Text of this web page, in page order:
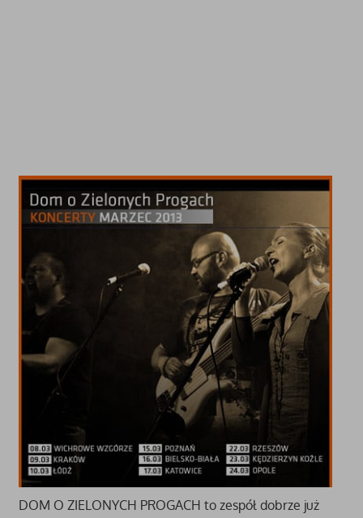
DOM O ZIELONYCH PROGACH to zespół dobrze już